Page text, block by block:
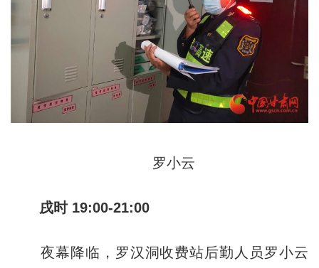
罗小云
戌时 19:00-21:00
夜幕降临，罗汉洞收费站后勤人员罗小云